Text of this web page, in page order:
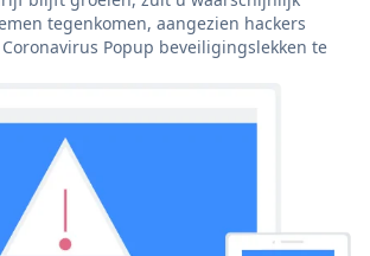
tegenkomen, aangezien hackers
Popup beveiligingslekken te